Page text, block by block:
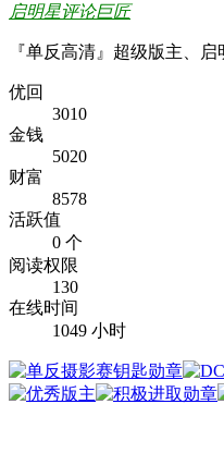
启明星评论巨匠
『单反高清』超级版主、
优回
3010
金钱
5020
财富
8578
活跃值
0 个
阅读权限
130
在线时间
1049 小时